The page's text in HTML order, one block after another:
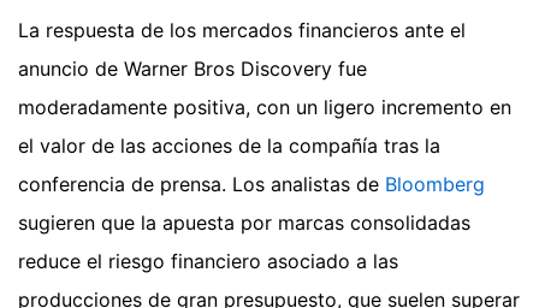
La respuesta de los mercados financieros ante el
anuncio de Warner Bros Discovery fue
moderadamente positiva, con un ligero incremento en
el valor de las acciones de la compañía tras la
conferencia de prensa. Los analistas de Bloomberg
sugieren que la apuesta por marcas consolidadas
reduce el riesgo financiero asociado a las
producciones de gran presupuesto, que suelen superar